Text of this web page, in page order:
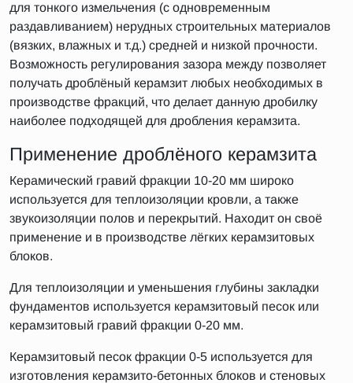
для тонкого измельчения (с одновременным
раздавливанием) нерудных строительных материалов
(вязких, влажных и т.д.) средней и низкой прочности.
Возможность регулирования зазора между позволяет
получать дроблёный керамзит любых необходимых в
производстве фракций, что делает данную дробилку
наиболее подходящей для дробления керамзита.
Применение дроблёного керамзита
Керамический гравий фракции 10-20 мм широко
используется для теплоизоляции кровли, а также
звукоизоляции полов и перекрытий. Находит он своё
применение и в производстве лёгких керамзитовых
блоков.
Для теплоизоляции и уменьшения глубины закладки
фундаментов используется керамзитовый песок или
керамзитовый гравий фракции 0-20 мм.
Керамзитовый песок фракции 0-5 используется для
изготовления керамзито-бетонных блоков и стеновых